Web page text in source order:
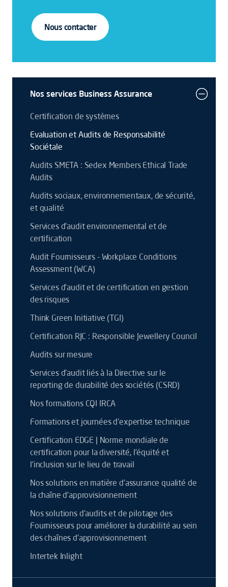
Nous contacter
Nos services Business Assurance
Certification de systèmes
Evaluation et Audits de Responsabilité
Sociétale
Audits SMETA : Sedex Members Ethical Trade
Audits
Audits sociaux, environnementaux, de sécurité,
et qualité
Services d'audit environnemental et de
certification
Audit Fournisseurs - Workplace Conditions
Assessment (WCA)
Services d’audit et de certification en gestion
des risques
Think Green Initiative (TGI)
Certification RJC : Responsible Jewellery Council
Audits sur mesure
Services d'audit liés à la Directive sur le
reporting de durabilité des sociétés (CSRD)
Nos formations CQI IRCA
Formations et journées d'expertise technique
Certification EDGE | Norme mondiale de
certification pour la diversité, l’équité et
l’inclusion sur le lieu de travail
Nos solutions en matière d’assurance qualité de
la chaîne d’approvisionnement
Nos solutions d’audits et de pilotage des
Fournisseurs pour améliorer la durabilité au sein
des chaînes d’approvisionnement
Intertek Inlight